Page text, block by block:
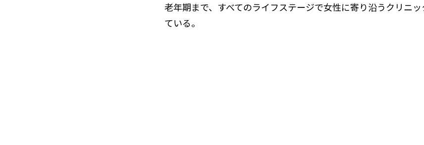
老年期まで、すべてのライフステージで女性に寄り沿うクリニ
ている。